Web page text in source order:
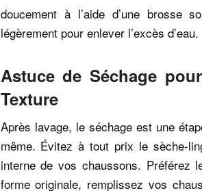
doucement à l’aide d’une brosse
légèrement pour enlever l’excès d’eau.
Astuce de Séchage
Texture
Après lavage, le séchage est une
même. Évitez à tout prix le sèche-
interne de vos chaussons. Préférez
forme originale, remplissez vos